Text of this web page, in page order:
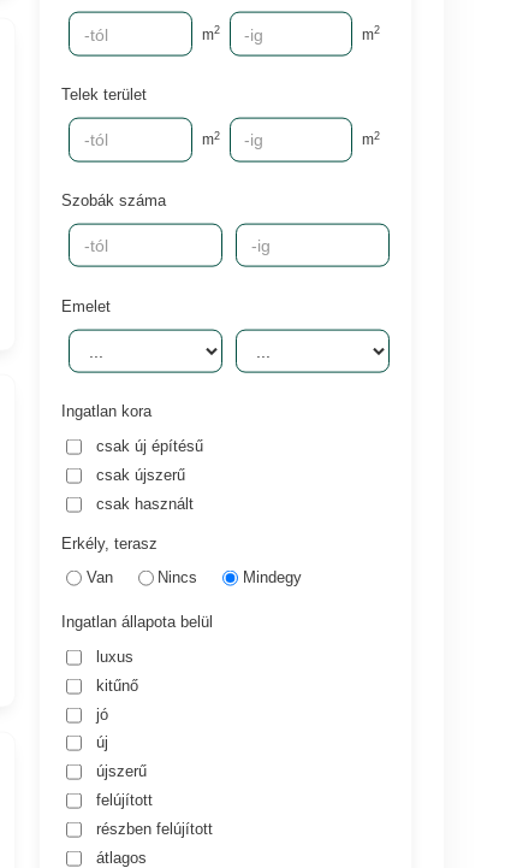
m2 m2
Telek terület
m2 m2
Szobák száma
Emelet
Ingatlan kora
csak új építésű
csak újszerű
csak használt
Erkély, terasz
Van
Nincs Mindegy
Ingatlan állapota belül
luxus
kitűnő
jó
új
újszerű
felújított
részben felújított
átlagos